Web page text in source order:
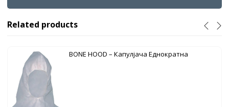
Related products
BONE HOOD – Капулјача Еднократна